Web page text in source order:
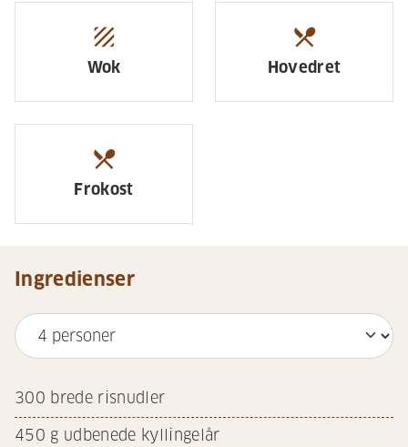
texture
Wok
restaurant_menu
Hovedret
restaurant_menu
Frokost
Ingredienser
300 brede risnudler
450 g udbenede kyllingelår